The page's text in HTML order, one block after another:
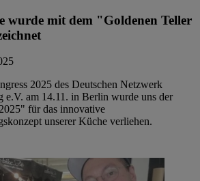
wurde mit dem "Goldenen Teller
2025 des Deutschen Netzwerk
e.V. am 14.11. in Berlin wurde uns der
für das innovative
unserer Küche verliehen.